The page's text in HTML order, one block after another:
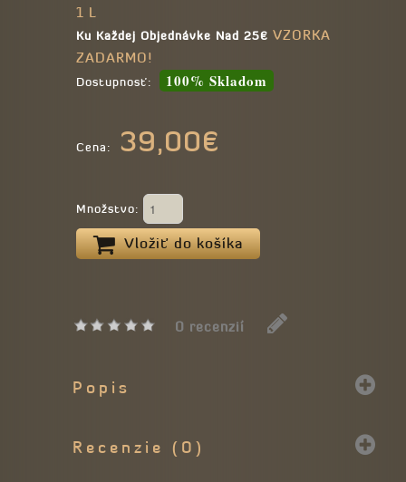
1 L
Ku Každej Objednávke Nad 25€ VZORKA
ZADARMO!
Dostupnosť: 100% Skladom
Cena: 39,00€
Množstvo:
Vložiť do košíka
0 recenzií
Popis
Recenzie (0)